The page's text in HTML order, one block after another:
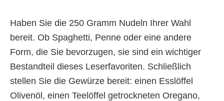
Haben Sie die 250 Gramm Nudeln Ihrer Wahl
bereit. Ob Spaghetti, Penne oder eine andere
Form, die Sie bevorzugen, sie sind ein wichtiger
Bestandteil dieses Leserfavoriten. Schließlich
stellen Sie die Gewürze bereit: einen Esslöffel
Olivenöl, einen Teelöffel getrockneten Oregano,